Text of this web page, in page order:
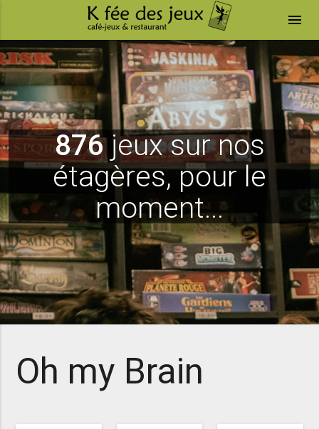
menu
876jeux sur nos
étagères, pour le
moment...
Oh my Brain